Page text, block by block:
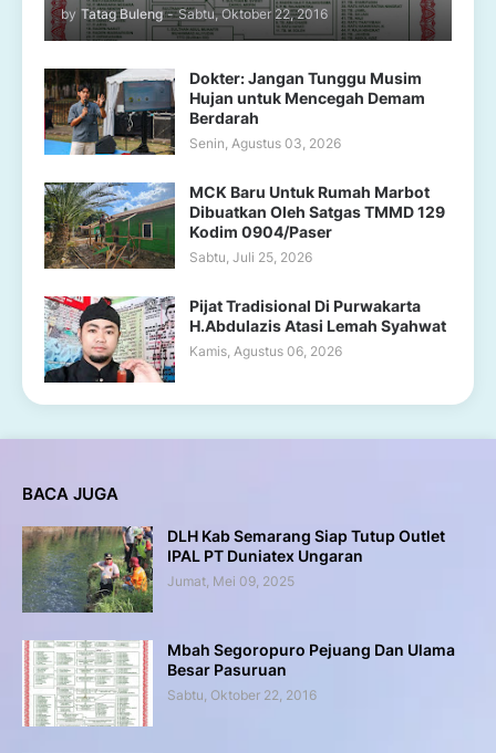
by Tatag Buleng - Sabtu, Oktober 22, 2016
Dokter: Jangan Tunggu Musim
Hujan untuk Mencegah Demam
Berdarah
Senin, Agustus 03, 2026
MCK Baru Untuk Rumah Marbot
Dibuatkan Oleh Satgas TMMD 129
Kodim 0904/Paser
Sabtu, Juli 25, 2026
Pijat Tradisional Di Purwakarta
H.Abdulazis Atasi Lemah Syahwat
Kamis, Agustus 06, 2026
BACA JUGA
DLH Kab Semarang Siap Tutup Outlet
IPAL PT Duniatex Ungaran
Jumat, Mei 09, 2025
Mbah Segoropuro Pejuang Dan Ulama
Besar Pasuruan
Sabtu, Oktober 22, 2016